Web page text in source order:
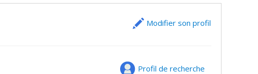
Modifier son profil
Profil de recherche